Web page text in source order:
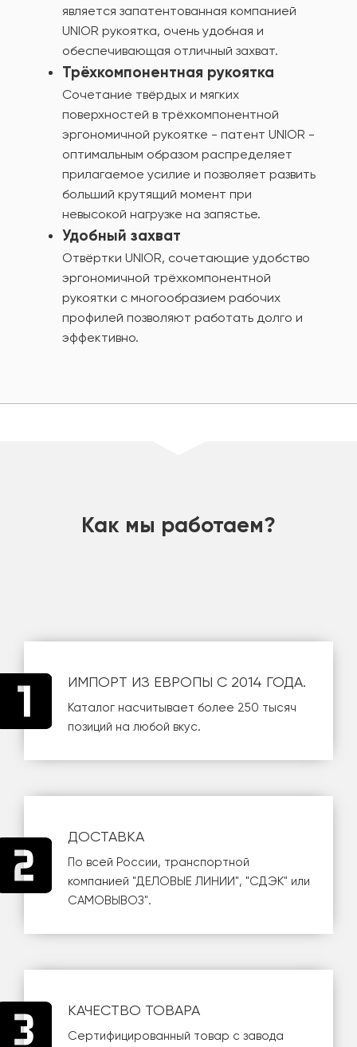
является запатентованная компанией
UNIOR рукоятка, очень удобная и
обеспечивающая отличный захват.
Трёхкомпонентная рукоятка
Сочетание твёрдых и мягких
поверхностей в трёхкомпонентной
эргономичной рукоятке - патент UNIOR -
оптимальным образом распределяет
прилагаемое усилие и позволяет развить
больший крутящий момент при
невысокой нагрузке на запястье.
Удобный захват
Отвёртки UNIOR, сочетающие удобство
эргономичной трёхкомпонентной
рукоятки с многообразием рабочих
профилей позволяют работать долго и
эффективно.
Как мы работаем?
ИМПОРТ ИЗ ЕВРОПЫ С 2014 ГОДА.
Каталог насчитывает более 250 тысяч
позиций на любой вкус.
ДОСТАВКА
По всей России, транспортной
компанией "ДЕЛОВЫЕ ЛИНИИ", "СДЭК" или
САМОВЫВОЗ".
КАЧЕСТВО ТОВАРА
Сертифицированный товар с завода